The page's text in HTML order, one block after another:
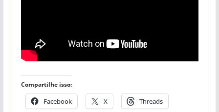
Compartilhe isso:
Facebook X Threads